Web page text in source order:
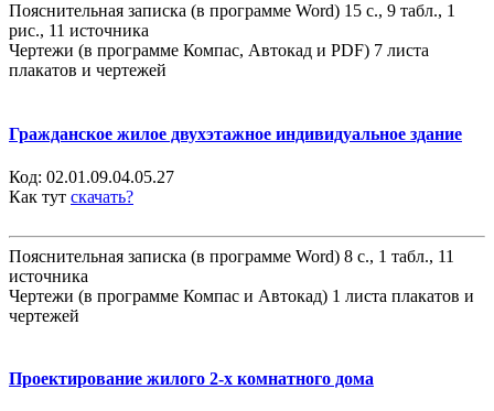
Пояснительная записка (в программе Word) 15 с., 9 табл., 1
рис., 11 источника
Чертежи (в программе Компас, Автокад и PDF) 7 листа
плакатов и чертежей
Гражданское жилое двухэтажное индивидуальное здание
Код: 02.01.09.04.05.27
Как тут скачать?
Пояснительная записка (в программе Word) 8 с., 1 табл., 11
источника
Чертежи (в программе Компас и Автокад) 1 листа плакатов и
чертежей
Проектирование жилого 2-х комнатного дома